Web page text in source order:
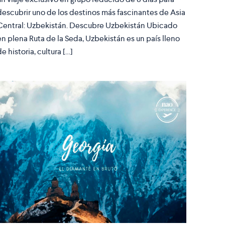
uno de los destinos más fascinantes de Asia
Uzbekistán. Descubre Uzbekistán Ubicado
plena Ruta de la Seda, Uzbekistán es un país lleno
historia, cultura […]